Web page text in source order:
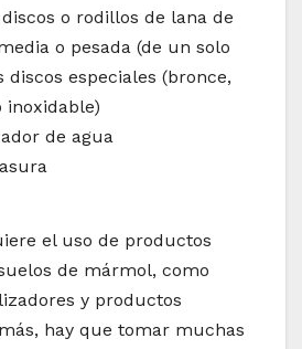
o rodillos de lana de
o pesada (de un solo
discos especiales (bronce,
inoxidable)
de agua
el uso de productos
de mármol, como
y productos
hay que tomar muchas